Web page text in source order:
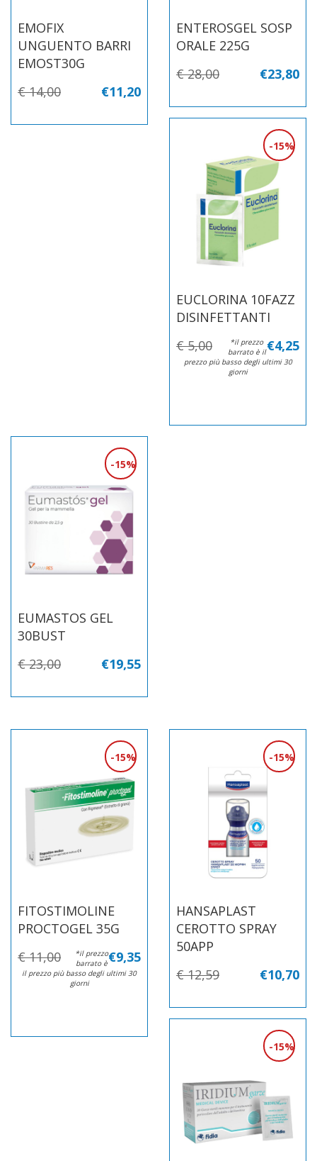
EMOFIX
UNGUENTO BARRI
EMOST30G
€ 14,00
€11,20
ENTEROSGEL SOSP
ORALE 225G
€ 28,00
€23,80
EUCLORINA 10FAZZ
DISINFETTANTI
15%
€ 5,00 €4,25
*il prezzo
barrato è il
prezzo più basso degli ultimi 30
giorni
EUMASTOS GEL
30BUST
15%
€ 23,00 €19,55
FITOSTIMOLINE
PROCTOGEL 35G
15%
€ 11,00 €9,35
*il prezzo
barrato è
il prezzo più basso degli ultimi 30
giorni
HANSAPLAST
CEROTTO SPRAY
50APP
15%
€ 12,59 €10,70
15%